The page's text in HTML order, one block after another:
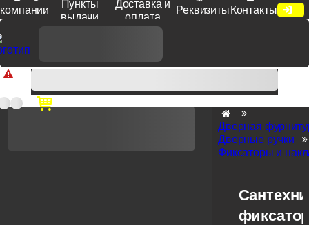
компании
Пункты
выдачи
Доставка и
оплата
Реквизиты Контакты
Доп. скидка от цен на сайте 7% при заказе от 50 тыс. руб
продукции Venezia, Fratelli, Tupai, Extreza, Melodia, Forme при
оплате по счету.
Дверная
Дверные ручки
Фиксаторы и